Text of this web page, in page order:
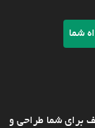
شما
برای شما طراحی و